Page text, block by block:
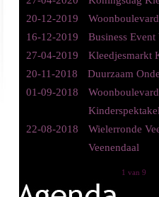
20-12-2019
16-12-2019
Business Event
27-04-2019
Kleedjesmarkt
20-11-2018
Duurzaam
01-09-2018
Kinderspektakel
22-08-2018
Wielerronde
Veenendaal
1 van 9